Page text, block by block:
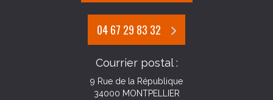
04 67 29 83 32
Courrier postal :
9 Rue de la République
34000 MONTPELLIER